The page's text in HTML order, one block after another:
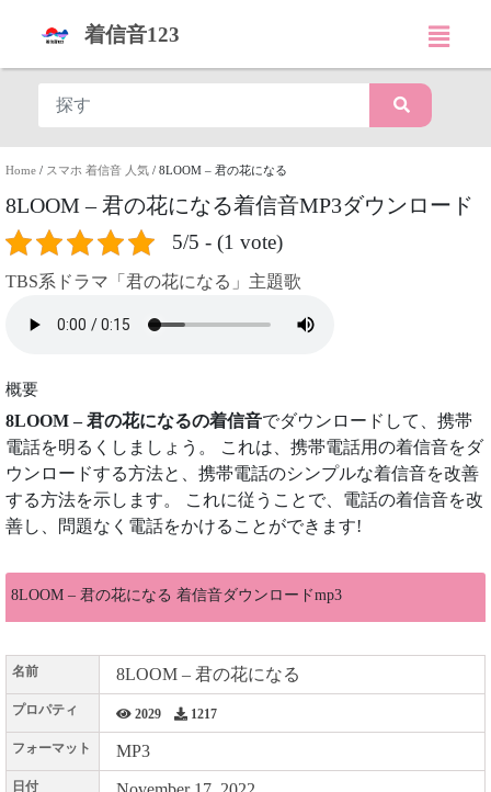
着信音123
Home / スマホ 着信音 人気 / 8LOOM – 君の花になる
8LOOM – 君の花になる着信音MP3ダウンロード
5/5 - (1 vote)
TBS系ドラマ「君の花になる」主題歌
概要
8LOOM – 君の花になるの着信音でダウンロードして、携帯
電話を明るくしましょう。 これは、携帯電話用の着信音をダ
ウンロードする方法と、携帯電話のシンプルな着信音を改善
する方法を示します。 これに従うことで、電話の着信音を改
善し、問題なく電話をかけることができます!
8LOOM – 君の花になる 着信音ダウンロードmp3
名前 8LOOM – 君の花になる
プロパティ 2029 1217
フォーマット MP3
日付